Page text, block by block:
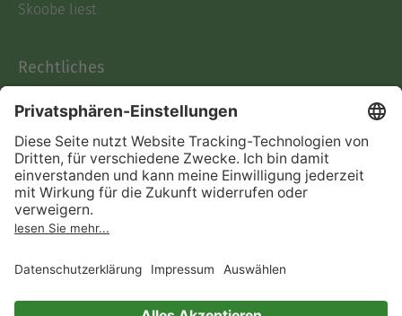
Skoobe liest
Rechtliches
AGB
Informationen nach Data
Act
Verträge hier kündigen
Impressum